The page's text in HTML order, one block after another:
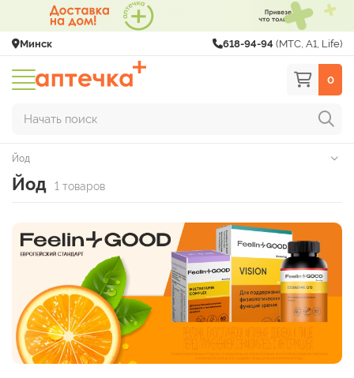
Минск 618-94-94 (МТС, A1, Life)
0
Начать поиск
Йод
Йод 1 товаров